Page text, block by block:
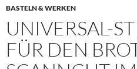
BASTELN & WERKEN
UNIVERSAL-
FÜR DEN